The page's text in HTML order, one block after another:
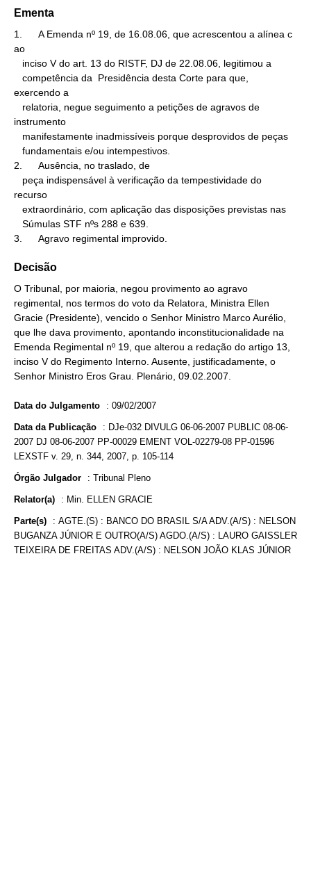
Ementa
1.      A Emenda nº 19, de 16.08.06, que acrescentou a alínea c
ao
exercendo a
instrumento
2.      Ausência, no traslado, de
recurso
3.      Agravo regimental improvido.
Decisão
O Tribunal, por maioria, negou provimento ao agravo
regimental, nos termos do voto da Relatora, Ministra Ellen
Gracie (Presidente), vencido o Senhor Ministro Marco Aurélio,
que lhe dava provimento, apontando inconstitucionalidade na
Emenda Regimental nº 19, que alterou a redação do artigo 13,
inciso V do Regimento Interno. Ausente, justificadamente, o
Senhor Ministro Eros Grau. Plenário, 09.02.2007.
Data do Julgamento : 09/02/2007
Data da Publicação : DJe-032 DIVULG 06-06-2007 PUBLIC 08-06-
2007 DJ 08-06-2007 PP-00029 EMENT VOL-02279-08 PP-01596
LEXSTF v. 29, n. 344, 2007, p. 105-114
Órgão Julgador : Tribunal Pleno
Relator(a) : Min. ELLEN GRACIE
Parte(s) : AGTE.(S) : BANCO DO BRASIL S/A ADV.(A/S) : NELSON
BUGANZA JÚNIOR E OUTRO(A/S) AGDO.(A/S) : LAURO GAISSLER
TEIXEIRA DE FREITAS ADV.(A/S) : NELSON JOÃO KLAS JÚNIOR